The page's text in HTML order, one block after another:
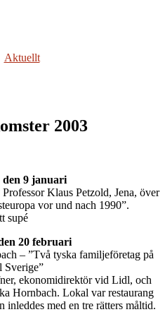
Aktuellt
2003
den 9 januari
Klaus Petzold, Jena, över
vor und nach 1990”.
supé
20 februari
– ”Två tyska familjeföretag på
Sverige”
ekonomidirektör vid Lidl, och
Hornbach. Lokal var restaurang
inleddes med en tre rätters måltid.